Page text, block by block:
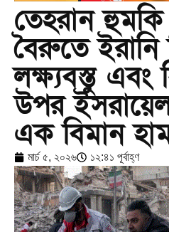
তেহরান
বৈরুতে ইরানি
লক্ষ্যবস্তু এবং
উপর
এক বিমান
মার্চ ৫, ২০২৬ ১২:৪১ পূর্বাহ্ণ